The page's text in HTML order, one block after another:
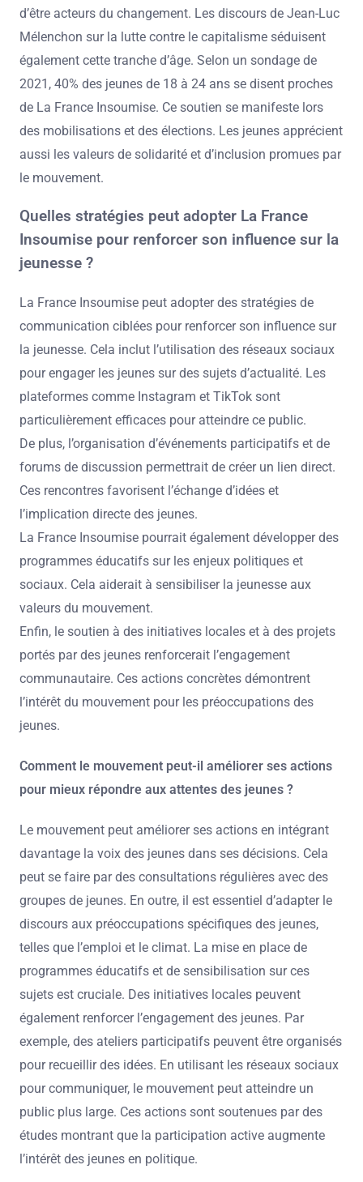
d’être acteurs du changement. Les discours de Jean-Luc
Mélenchon sur la lutte contre le capitalisme séduisent
également cette tranche d’âge. Selon un sondage de
2021, 40% des jeunes de 18 à 24 ans se disent proches
de La France Insoumise. Ce soutien se manifeste lors
des mobilisations et des élections. Les jeunes apprécient
aussi les valeurs de solidarité et d’inclusion promues par
le mouvement.
Quelles stratégies peut adopter La France
Insoumise pour renforcer son influence sur la
jeunesse ?
La France Insoumise peut adopter des stratégies de
communication ciblées pour renforcer son influence sur
la jeunesse. Cela inclut l’utilisation des réseaux sociaux
pour engager les jeunes sur des sujets d’actualité. Les
plateformes comme Instagram et TikTok sont
particulièrement efficaces pour atteindre ce public.
De plus, l’organisation d’événements participatifs et de
forums de discussion permettrait de créer un lien direct.
Ces rencontres favorisent l’échange d’idées et
l’implication directe des jeunes.
La France Insoumise pourrait également développer des
programmes éducatifs sur les enjeux politiques et
sociaux. Cela aiderait à sensibiliser la jeunesse aux
valeurs du mouvement.
Enfin, le soutien à des initiatives locales et à des projets
portés par des jeunes renforcerait l’engagement
communautaire. Ces actions concrètes démontrent
l’intérêt du mouvement pour les préoccupations des
jeunes.
Comment le mouvement peut-il améliorer ses actions
pour mieux répondre aux attentes des jeunes ?
Le mouvement peut améliorer ses actions en intégrant
davantage la voix des jeunes dans ses décisions. Cela
peut se faire par des consultations régulières avec des
groupes de jeunes. En outre, il est essentiel d’adapter le
discours aux préoccupations spécifiques des jeunes,
telles que l’emploi et le climat. La mise en place de
programmes éducatifs et de sensibilisation sur ces
sujets est cruciale. Des initiatives locales peuvent
également renforcer l’engagement des jeunes. Par
exemple, des ateliers participatifs peuvent être organisés
pour recueillir des idées. En utilisant les réseaux sociaux
pour communiquer, le mouvement peut atteindre un
public plus large. Ces actions sont soutenues par des
études montrant que la participation active augmente
l’intérêt des jeunes en politique.